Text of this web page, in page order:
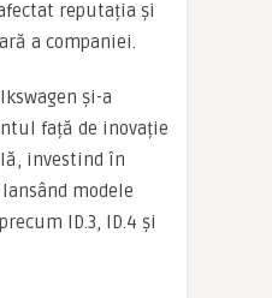
reputația și
a companiei.
și-a
față de inovație
investind în
modele
ID.3, ID.4 și